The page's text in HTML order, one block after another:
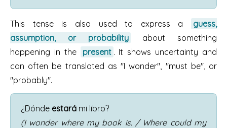
This tense is also used to express a
guess,
assumption, or probability
about something
happening in the
present . It shows uncertainty and
can often be translated as "I wonder", "must be", or
"probably".
¿Dónde estará mi libro?
(I wonder where my book is. / Where could my